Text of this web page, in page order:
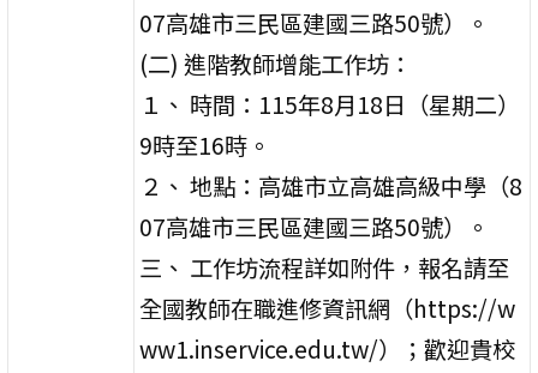
07高雄市三民區建國三路50號）。
(二) 進階教師增能工作坊：
１、 時間：115年8月18日（星期二）
9時至16時。
２、 地點：高雄市立高雄高級中學（8
07高雄市三民區建國三路50號）。
三、 工作坊流程詳如附件，報名請至
全國教師在職進修資訊網（https://w
ww1.inservice.edu.tw/）；歡迎貴校